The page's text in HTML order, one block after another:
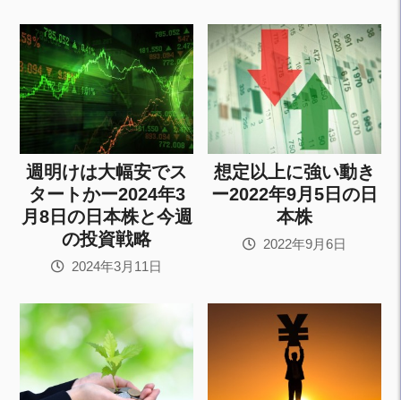
週明けは大幅安でス
タートかー2024年3
月8日の日本株と今週
の投資戦略
2024年3月11日
想定以上に強い動き
ー2022年9月5日の日
本株
2022年9月6日